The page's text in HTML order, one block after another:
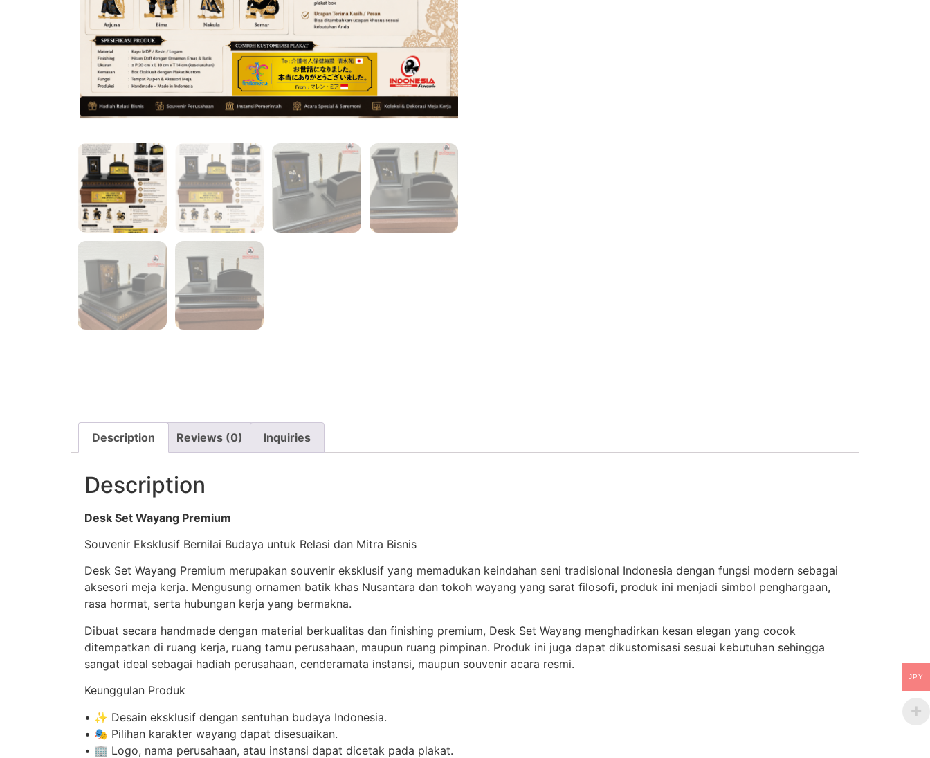
Description Reviews (0) Inquiries
Description
Desk Set Wayang Premium
Souvenir Eksklusif Bernilai Budaya untuk Relasi dan Mitra Bisnis
Desk Set Wayang Premium merupakan souvenir eksklusif yang memadukan keindahan seni tradisional Indonesia dengan fungsi modern sebagai
aksesori meja kerja. Mengusung ornamen batik khas Nusantara dan tokoh wayang yang sarat filosofi, produk ini menjadi simbol penghargaan,
rasa hormat, serta hubungan kerja yang bermakna.
Dibuat secara handmade dengan material berkualitas dan finishing premium, Desk Set Wayang menghadirkan kesan elegan yang cocok
ditempatkan di ruang kerja, ruang tamu perusahaan, maupun ruang pimpinan. Produk ini juga dapat dikustomisasi sesuai kebutuhan sehingga
sangat ideal sebagai hadiah perusahaan, cenderamata instansi, maupun souvenir acara resmi.
Keunggulan Produk
•⁠ ⁠✨ Desain eksklusif dengan sentuhan budaya Indonesia.
•⁠ ⁠🎭 Pilihan karakter wayang dapat disesuaikan.
•⁠ ⁠🏢 Logo, nama perusahaan, atau instansi dapat dicetak pada plakat.
JPY